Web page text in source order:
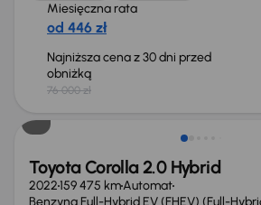
Miesięczna rata
od 446 zł
Najniższa cena z 30 dni przed
obniżką
76 000 zł
Świeżo skupione
Toyota Corolla 2.0 Hybrid
2022159 475 kmAutomat
Benzyna Full-Hybrid EV (FHEV) (Full-